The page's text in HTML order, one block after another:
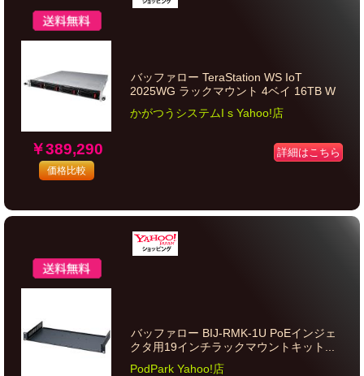
￥389,290
価格比較
バッファロー TeraStation WS IoT
2025WG ラックマウント 4ベイ 16TB W
かがつうシステムI s Yahoo!店
詳細はこちら
バッファロー BIJ-RMK-1U PoEインジェ
クタ用19インチラックマウントキット...
PodPark Yahoo!店